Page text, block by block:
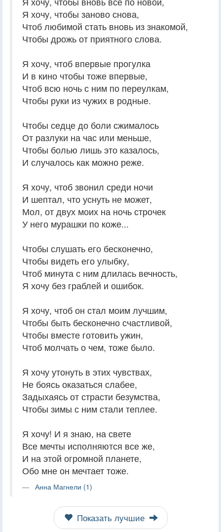
Я хочу, чтобы заново снова,
Чтоб любимой стать вновь из знакомой,
Чтобы дрожь от приятного слова.
Я хочу, чтоб впервые прогулка
И в кино чтобы тоже впервые,
Чтоб всю ночь с ним по переулкам,
Чтобы руки из чужих в родные.
Чтобы седце до боли сжималось
От разлуки на час или меньше,
Чтобы болью лишь это казалось,
И случалось как можно реже.
Я хочу, чтоб звонил среди ночи
И шептал, что уснуть не может,
Мол, от двух моих на ночь строчек
У него мурашки по коже...
Чтобы слушать его бесконечно,
Чтобы видеть его улыбку,
Чтоб минута с ним длилась вечность,
Я хочу без граблей и ошибок.
Я хочу, чтоб он стал моим лучшим,
Чтобы быть бесконечно счастливой,
Чтобы вместе готовить ужин,
Чтоб молчать о чем, тоже было.
Я хочу утонуть в этих чувствах,
Не боясь оказаться слабее,
Задыхаясь от страсти безумства,
Чтобы зимы с ним стали теплее.
Я хочу! И я знаю, на свете
Все мечты исполняются все же,
И на этой огромной планете,
Обо мне он мечтает тоже.
Анна Магнели (1)
Показать лучшие